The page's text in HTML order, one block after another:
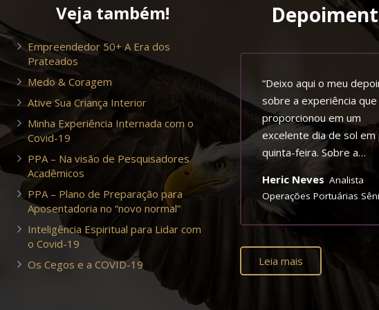
Veja também!
Empreendedor 50+ A Era dos
Prateados
Medo & Coragem
Ative Sua Criança Interior
Minha Experiência Internada com o
Covid-19
PPA – Na visão de Pesquisadores
Acadêmicos
PPA – Plano de Preparação para
Aposentadoria no “novo normal”
Inteligência Espiritual para Lidar com
o Covid-19
Os Cegos e a COVID-19
“Inicialmente, gostaria de
agradecer a oportunidade a
vocês e, obviamente, ao
Bruno que muito gentilmente
me convidou para aproveitar
este belo convite. Falando um
pouco da própria atividade.
Sair da rotina do dia a dia,
poder vivenciar experiências
diferentes, trocar com
pessoas desconhecidas, são
coisas que me encantam e
que com certeza agregam
Marjorie Borgo
Produtora de
Eventos
“Deixo aqui o meu
sobre a experiência que
proporcionou em um
excelente dia de sol em
quinta-feira. Sobre a
experiência de forma
posso resumir em uma
palavra “sensacional”,
um adjetivo que tem
maravilhoso que
que impressiona. Sou
para falar, pois sou um
Heric Neves Analista
Operações Portuárias
Leia mais